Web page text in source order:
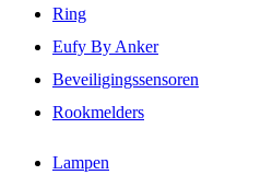
Ring
Eufy By Anker
Beveiligingssensoren
Rookmelders
Lampen